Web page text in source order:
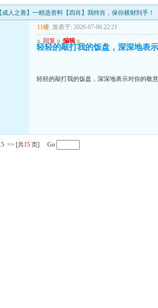
人之善】━精选资料【四肖】我特肖，保你横财到手！
11楼 发表于: 2026-07-06 22:21
u 回复 u 编辑 u
轻轻的敲打我的饭盘，深深地表
轻轻的敲打我的饭盘，深深地表示对你的敬
>> [共15 页] Go